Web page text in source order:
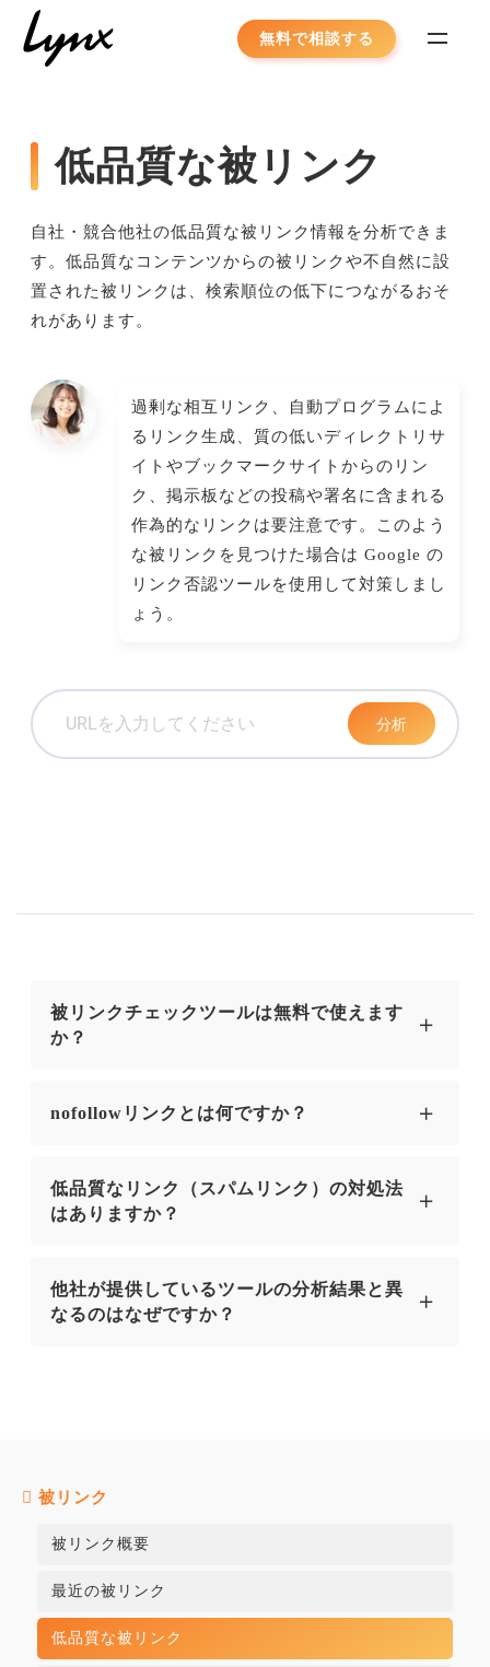
Skip
無料で相談する
被リンク
被リンク概要
最近の被リンク
低品質な被リンク
低品質な被リンク
自社・競合他社の低品質な被リンク情報を分析できま
す。低品質なコンテンツからの被リンクや不自然に設
置された被リンクは、検索順位の低下につながるおそ
れがあります。
過剰な相互リンク、自動プログラムによ
るリンク生成、質の低いディレクトリサ
イトやブックマークサイトからのリン
ク、掲示板などの投稿や署名に含まれる
作為的なリンクは要注意です。このよう
な被リンクを見つけた場合は Google の
リンク否認ツールを使用して対策しまし
ょう。
被リンクチェックツールは無料で使えます
か？
はい、無料でご使用いただけます。
nofollowリンクとは何ですか？
nofollowとは、特定のリンク先をクロールしない
よう検索エンジンに伝える属性です。
すが、nofollow属性を付与することでリンク先の
ページに評価を渡さないよう検索エンジンのクロ
らに高めることができます。
低品質なリンク（スパムリンク）の対処法
はありますか？
機械的に生成されたリンク集やコピーコンテンツ
など、低品質なウェブサイトから向けられたリン
被リンクチェッカーで悪質なスパムリンクを見つ
して、当該リンクを否認することができます。
他社が提供しているツールの分析結果と異
なるのはなぜですか？
れない場合があります。